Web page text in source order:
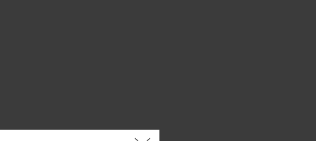
2:54 ΜΜ